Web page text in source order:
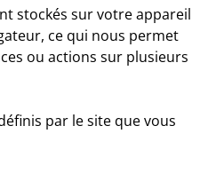
stockés sur votre appareil
ce qui nous permet
ou actions sur plusieurs
par le site que vous